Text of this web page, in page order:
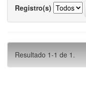
Registro(s)
Resultado 1-1 de 1.